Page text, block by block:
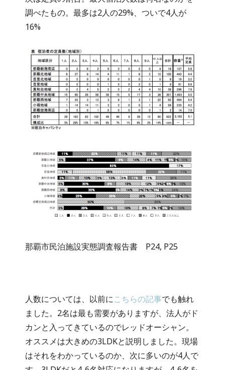
調べたもの。最多は2人の29%、ついで4人が
16%
那覇市民泊施設実態調査報告書 P24, P25
人数については、以前にこちらの記事でも触れ
ました。2名は最も需要がありますが、法人がド
カンと入ってきているのでレッドオーシャン。
オススメは大きめの3LDKと説明しました。現場
はそれをわかっているのか、次に多いのが4人で